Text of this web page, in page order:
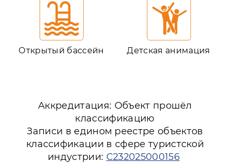
Открытый бассейн Детская анимация
Аккредитация: Объект прошёл
классификацию
Записи в едином реестре объектов
классификации в сфере туристской
индустрии: С232025000156